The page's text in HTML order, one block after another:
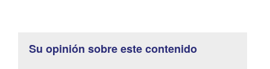
Su opinión sobre este contenido